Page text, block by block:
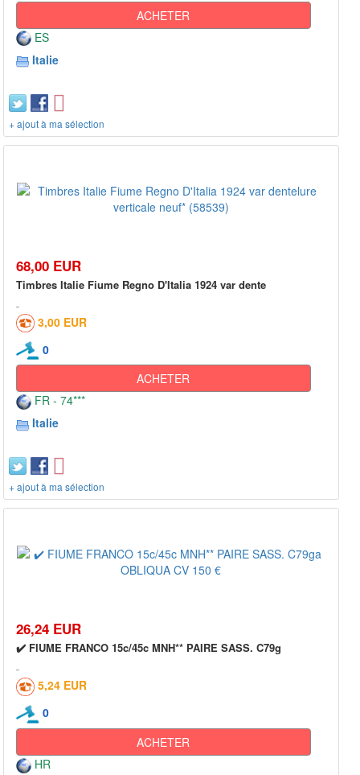
ACHETER
ES
Italie
+ ajout à ma sélection
68,00 EUR
Timbres Italie Fiume Regno D'Italia 1924 var dente
3,00 EUR
0
ACHETER
FR - 74***
Italie
+ ajout à ma sélection
26,24 EUR
✔️ FIUME FRANCO 15c/45c MNH** PAIRE SASS. C79g
5,24 EUR
0
ACHETER
HR